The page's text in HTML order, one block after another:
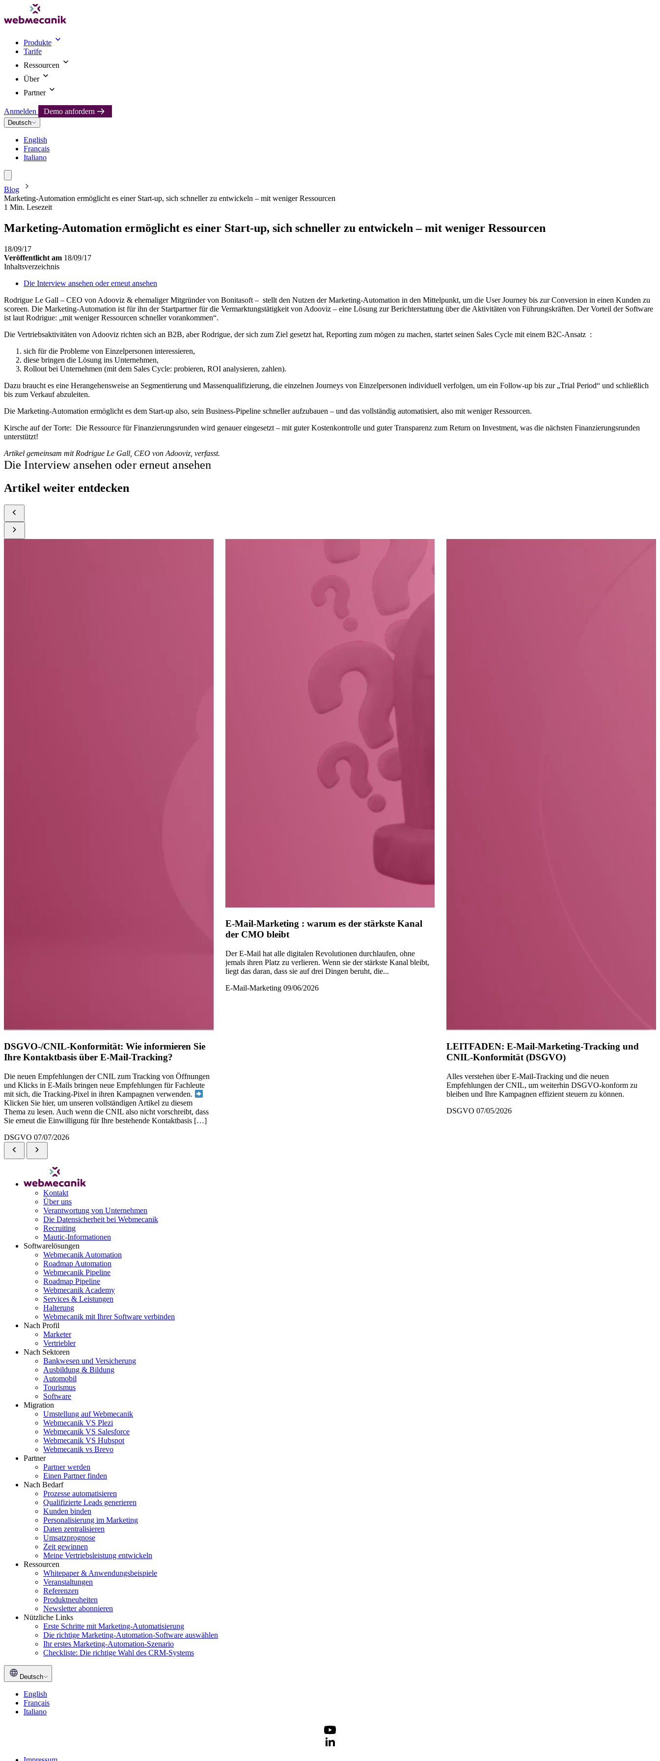
Produkte
Tarife
Ressourcen
Über
Partner
Anmelden Demo anfordern
Deutsch
English
Français
Italiano
Blog
Marketing-Automation ermöglicht es einer Start-up, sich schneller zu entwickeln – mit weniger Ressourcen
1 Min. Lesezeit
Marketing-Automation ermöglicht es einer Start-up, sich schneller zu entwickeln – mit weniger Ressourcen
18/09/17
Veröffentlicht am 18/09/17
Inhaltsverzeichnis
Die Interview ansehen oder erneut ansehen
Rodrigue Le Gall – CEO von Adooviz & ehemaliger Mitgründer von Bonitasoft – stellt den Nutzen der Marketing-Automation in den Mittelpunkt, um die User Journey bis zur Conversion in einen Kunden zu
scoreen. Die Marketing-Automation ist für ihn der Startpartner für die Vermarktungstätigkeit von Adooviz – eine Lösung zur Berichterstattung über die Aktivitäten von Führungskräften. Der Vorteil der Software
ist laut Rodrigue: „mit weniger Ressourcen schneller vorankommen“.
Die Vertriebsaktivitäten von Adooviz richten sich an B2B, aber Rodrigue, der sich zum Ziel gesetzt hat, Reporting zum mögen zu machen, startet seinen Sales Cycle mit einem B2C-Ansatz :
sich für die Probleme von Einzelpersonen interessieren,
diese bringen die Lösung ins Unternehmen,
Rollout bei Unternehmen (mit dem Sales Cycle: probieren, ROI analysieren, zahlen).
Dazu braucht es eine Herangehensweise an Segmentierung und Massenqualifizierung, die einzelnen Journeys von Einzelpersonen individuell verfolgen, um ein Follow-up bis zur „Trial Period“ und schließlich
bis zum Verkauf abzuleiten.
Die Marketing-Automation ermöglicht es dem Start-up also, sein Business-Pipeline schneller aufzubauen – und das vollständig automatisiert, also mit weniger Ressourcen.
Kirsche auf der Torte: Die Ressource für Finanzierungsrunden wird genauer eingesetzt – mit guter Kostenkontrolle und guter Transparenz zum Return on Investment, was die nächsten Finanzierungsrunden
unterstützt!
Artikel gemeinsam mit Rodrigue Le Gall, CEO von Adooviz, verfasst.
Die Interview ansehen oder erneut ansehen
Artikel weiter entdecken
DSGVO-/CNIL-Konformität: Wie informieren Sie
Ihre Kontaktbasis über E-Mail-Tracking?
Die neuen Empfehlungen der CNIL zum Tracking von Öffnungen
und Klicks in E-Mails bringen neue Empfehlungen für Fachleute
mit sich, die Tracking-Pixel in ihren Kampagnen verwenden.
Klicken Sie hier, um unseren vollständigen Artikel zu diesem
Thema zu lesen. Auch wenn die CNIL also nicht vorschreibt, dass
Sie erneut die Einwilligung für Ihre bestehende Kontaktbasis […]
DSGVO 07/07/2026
E-Mail-Marketing : warum es der stärkste Kanal
der CMO bleibt
Der E-Mail hat alle digitalen Revolutionen durchlaufen, ohne
jemals ihren Platz zu verlieren. Wenn sie der stärkste Kanal bleibt,
liegt das daran, dass sie auf drei Dingen beruht, die...
E-Mail-Marketing 09/06/2026
LEITFADEN: E-Mail-Marketing-Tracking und
CNIL-Konformität (DSGVO)
Alles verstehen über E-Mail-Tracking und die neuen
Empfehlungen der CNIL, um weiterhin DSGVO-konform zu
bleiben und Ihre Kampagnen effizient steuern zu können.
DSGVO 07/05/2026
Kontakt
Über uns
Verantwortung von Unternehmen
Die Datensicherheit bei Webmecanik
Recruiting
Mautic-Informationen
Softwarelösungen
Webmecanik Automation
Roadmap Automation
Webmecanik Pipeline
Roadmap Pipeline
Webmecanik Academy
Services & Leistungen
Halterung
Webmecanik mit Ihrer Software verbinden
Nach Profil
Marketer
Vertriebler
Nach Sektoren
Bankwesen und Versicherung
Ausbildung & Bildung
Automobil
Tourismus
Software
Migration
Umstellung auf Webmecanik
Webmecanik VS Plezi
Webmecanik VS Salesforce
Webmecanik VS Hubspot
Webmecanik vs Brevo
Partner
Partner werden
Einen Partner finden
Nach Bedarf
Prozesse automatisieren
Qualifizierte Leads generieren
Kunden binden
Personalisierung im Marketing
Daten zentralisieren
Umsatzprognose
Zeit gewinnen
Meine Vertriebsleistung entwickeln
Ressourcen
Whitepaper & Anwendungsbeispiele
Veranstaltungen
Referenzen
Produktneuheiten
Newsletter abonnieren
Nützliche Links
Erste Schritte mit Marketing-Automatisierung
Die richtige Marketing-Automation-Software auswählen
Ihr erstes Marketing-Automation-Szenario
Checkliste: Die richtige Wahl des CRM-Systems
Deutsch
English
Français
Italiano